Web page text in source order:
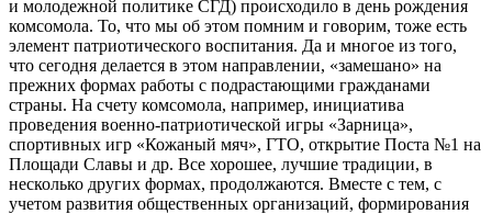
и молодежной политике СГД) происходило в день рождения
комсомола. То, что мы об этом помним и говорим, тоже есть
элемент патриотического воспитания. Да и многое из того,
что сегодня делается в этом направлении, «замешано» на
прежних формах работы с подрастающими гражданами
страны. На счету комсомола, например, инициатива
проведения военно-патриотической игры «Зарница»,
спортивных игр «Кожаный мяч», ГТО, открытие Поста №1 на
Площади Славы и др. Все хорошее, лучшие традиции, в
несколько других формах, продолжаются. Вместе с тем, с
учетом развития общественных организаций, формирования